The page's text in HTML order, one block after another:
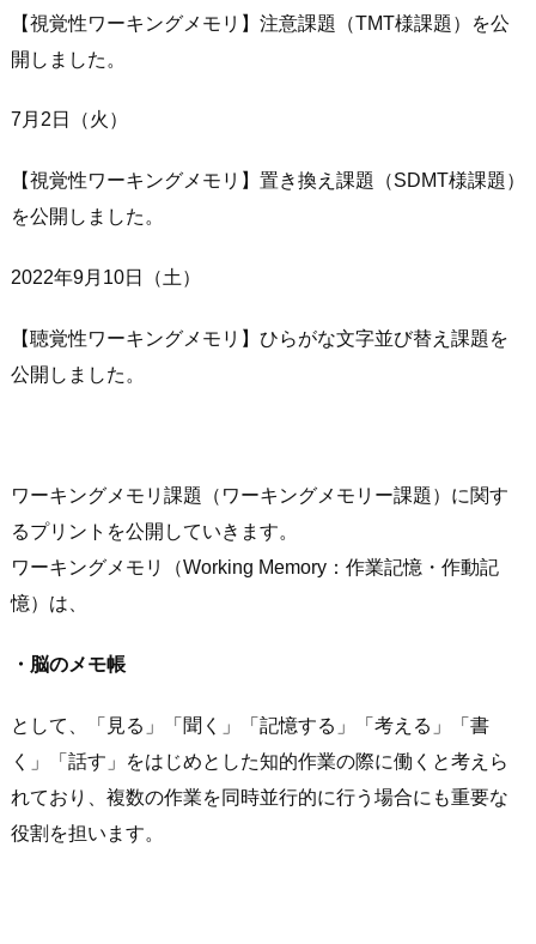
【視覚性ワーキングメモリ】注意課題（TMT様課題）を公
開しました。
7月2日（火）
【視覚性ワーキングメモリ】置き換え課題（SDMT様課題）
を公開しました。
2022年9月10日（土）
【聴覚性ワーキングメモリ】ひらがな文字並び替え課題を
公開しました。
ワーキングメモリ課題（ワーキングメモリー課題）に関す
るプリントを公開していきます。
ワーキングメモリ（Working Memory：作業記憶・作動記
憶）は、
・脳のメモ帳
として、「見る」「聞く」「記憶する」「考える」「書
く」「話す」をはじめとした知的作業の際に働くと考えら
れており、複数の作業を同時並行的に行う場合にも重要な
役割を担います。